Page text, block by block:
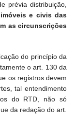
prévia distribuição,
e civis das
as circunscrições
do princípio da
o art. 130 da
os registros devem
tal entendimento
do RTD, não só
da redação do art.